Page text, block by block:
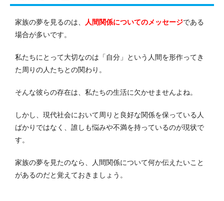
家族の夢を見るのは、 人間関係についてのメッセージである
場合が多いです。
私たちにとって大切なのは「自分」という人間を形作ってき
た周りの人たちとの関わり。
そんな彼らの存在は、私たちの生活に欠かせませんよね。
しかし、現代社会において周りと良好な関係を保っている人
ばかりではなく、誰しも悩みや不満を持っているのが現状で
す。
家族の夢を見たのなら、人間関係について何か伝えたいこと
があるのだと覚えておきましょう。